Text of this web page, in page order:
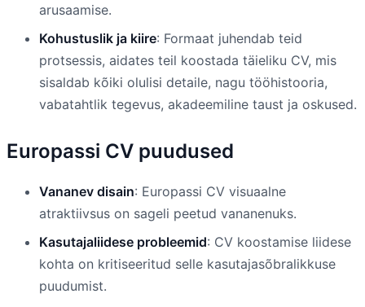
arusaamise.
Kohustuslik ja kiire: Formaat juhendab teid
protsessis, aidates teil koostada täieliku CV, mis
sisaldab kõiki olulisi detaile, nagu tööhistooria,
vabatahtlik tegevus, akadeemiline taust ja oskused.
Europassi CV puudused
Vananev disain: Europassi CV visuaalne
atraktiivsus on sageli peetud vananenuks.
Kasutajaliidese probleemid: CV koostamise liidese
kohta on kritiseeritud selle kasutajasõbralikkuse
puudumist.